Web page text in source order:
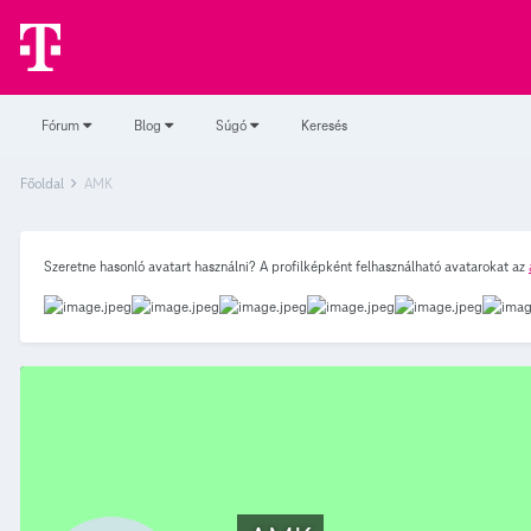
Fórum Blog Súgó Keresés
Főoldal AMK
Szeretne hasonló avatart használni? A profilképként felhasználható avatarokat az